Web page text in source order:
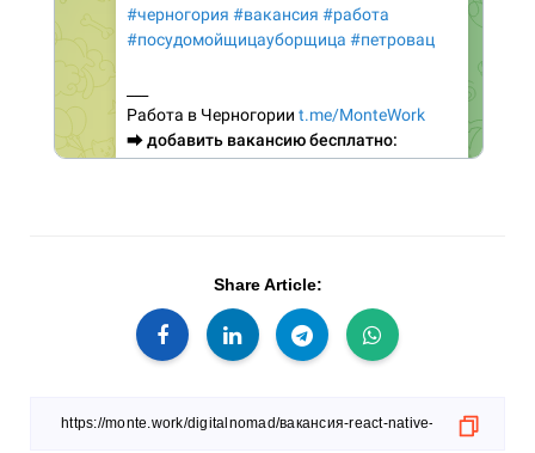
Share Article: